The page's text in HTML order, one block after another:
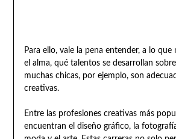
Para ello, vale la pena entender, a lo que
el alma, qué talentos se desarrollan
muchas chicas, por ejemplo, son
creativas.
Entre las profesiones creativas más
encuentran el diseño gráfico, la